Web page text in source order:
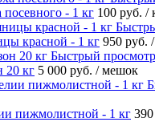
- 1 кг 100 руб. /
красной - 1 кг 950 руб.
Быстрый просмотр
20 кг 5 000 руб. / мешок
пижмолистной - 1 кг